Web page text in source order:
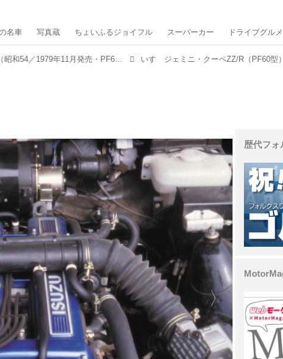
名車 写真蔵 ちょいふるジョイフル スーパーカー ドライブグルメ
いすゞジェミニ・クーペZZ（昭和54／1979年11月発売・PF60型）【昭和の名車・完全版ダイジェスト108】 いすゞジェミニ・クーペZZ/R（PF60型）
歴代フォ